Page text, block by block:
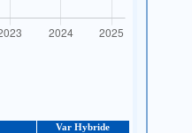
Var Hybride